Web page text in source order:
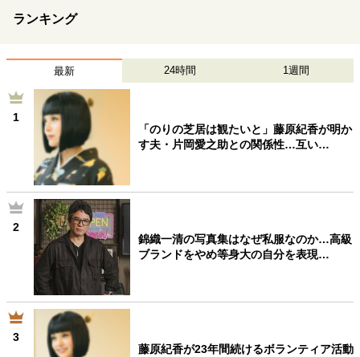
私を彩るエッセンス
社会・カルチャー・マネー
地域とつながる/お金との付き合い方
ランキング
最新 24時間 1週間
1
「のりの芝居は観たいと」藤原紀香が明か
す夫・片岡愛之助との関係性…互い…
2
錦織一清の写真集はなぜ私服なのか…高級
ブランドをやめ等身大の自分を表現…
3
藤原紀香が23年間続けるボランティア活動